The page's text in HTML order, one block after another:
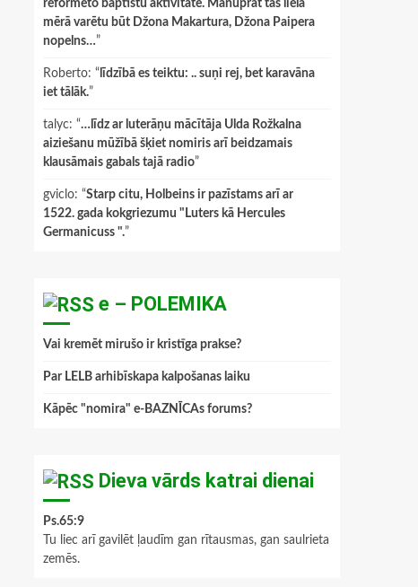
reformēto baptistu aktivitāte. Manuprāt tas lielā
mērā varētu būt Džona Makartura, Džona Paipera
nopelns…”
Roberto: “ līdzībā es teiktu: .. suņi rej, bet karavāna
iet tālāk.”
talyc: “…līdz ar luterāņu mācītāja Ulda Rožkalna
aiziešanu mūžībā šķiet nomiris arī beidzamais
klausāmais gabals tajā radio”
gviclo: “Starp citu, Holbeins ir pazīstams arī ar
1522. gada kokgriezumu "Luters kā Hercules
Germanicuss ".”
e – POLEMIKA
Vai kremēt mirušo ir kristīga prakse?
Par LELB arhibīskapa kalpošanas laiku
Kāpēc "nomira" e-BAZNĪCAs forums?
Dieva vārds katrai dienai
Ps.65:9
Tu liec arī gavilēt ļaudīm gan rītausmas, gan saulrieta
zemēs.